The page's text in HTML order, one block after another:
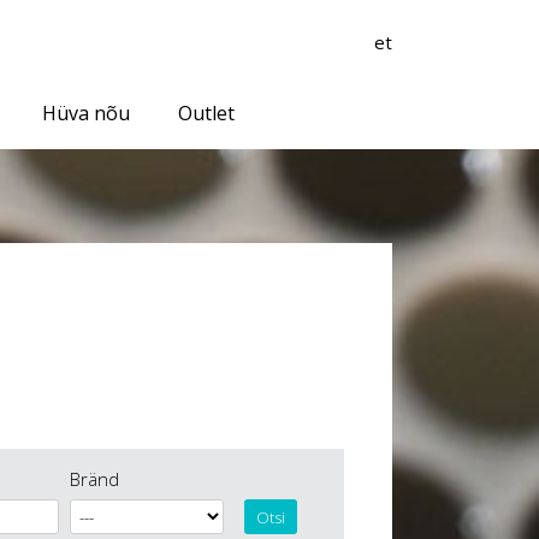
et
Hüva nõu Outlet
Bränd